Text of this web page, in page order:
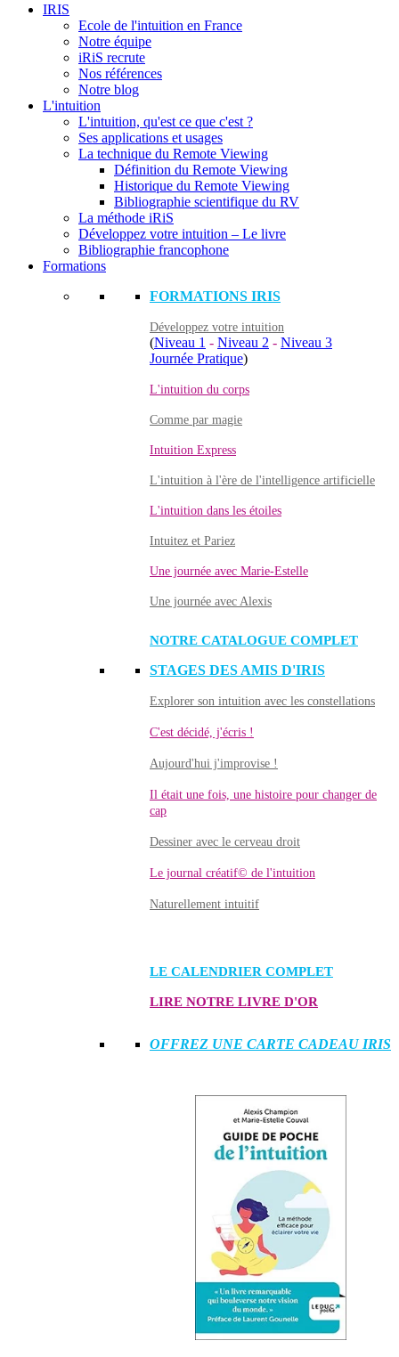
IRIS
Ecole de l'intuition en France
Notre équipe
iRiS recrute
Nos références
Notre blog
L'intuition
L'intuition, qu'est ce que c'est ?
Ses applications et usages
La technique du Remote Viewing
Définition du Remote Viewing
Historique du Remote Viewing
Bibliographie scientifique du RV
La méthode iRiS
Développez votre intuition – Le livre
Bibliographie francophone
Formations
FORMATIONS IRIS
Développez votre intuition
(Niveau 1 - Niveau 2 - Niveau 3
Journée Pratique)
L'intuition du corps
Comme par magie
Intuition Express
L'intuition à l'ère de l'intelligence artificielle
L'intuition dans les étoiles
Intuitez et Pariez
Une journée avec Marie-Estelle
Une journée avec Alexis
NOTRE CATALOGUE COMPLET
STAGES DES AMIS D'IRIS
Explorer son intuition avec les constellations
C'est décidé, j'écris !
Aujourd'hui j'improvise !
Il était une fois, une histoire pour changer de
cap
Dessiner avec le cerveau droit
Le journal créatif© de l'intuition
Naturellement intuitif
LE CALENDRIER COMPLET
LIRE NOTRE LIVRE D'OR
OFFREZ UNE CARTE CADEAU IRIS